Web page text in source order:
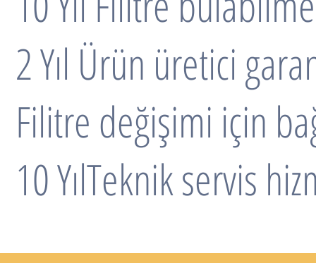
2 Yıl Ürün üretici
Filitre değişimi için
10 YılTeknik servis